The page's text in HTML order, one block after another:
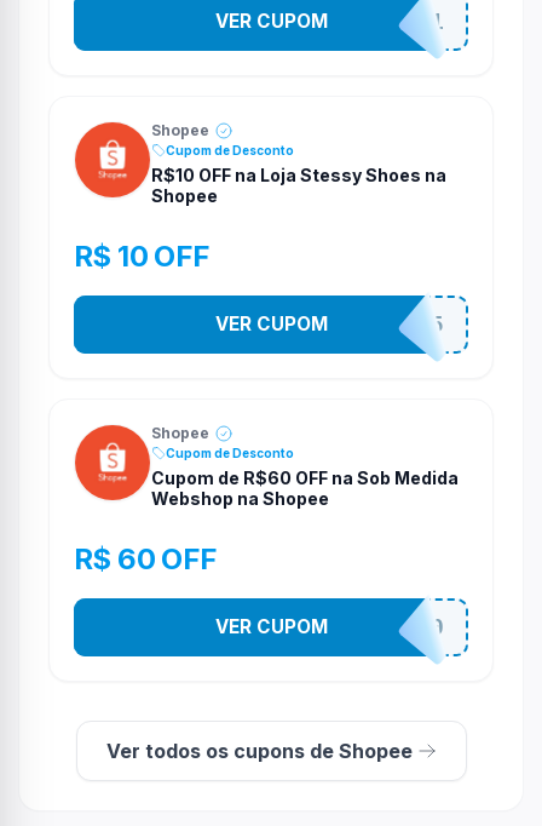
STES2541
VER CUPOM
Shopee
Cupom de Desconto
R$10 OFF na Loja Stessy Shoes na
Shopee
R$ 10 OFF
STES2525
VER CUPOM
Shopee
Cupom de Desconto
Cupom de R$60 OFF na Sob Medida
Webshop na Shopee
R$ 60 OFF
SOBM60400
VER CUPOM
Ver todos os cupons de Shopee